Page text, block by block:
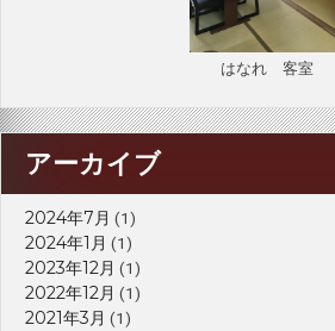
はなれ 客室
アーカイブ
2024年7月 (1)
2024年1月 (1)
2023年12月 (1)
2022年12月 (1)
2021年3月 (1)